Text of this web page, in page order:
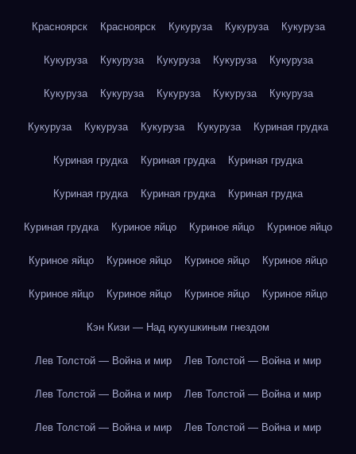
Красноярск Красноярск Кукуруза Кукуруза Кукуруза
Кукуруза Кукуруза Кукуруза Кукуруза Кукуруза
Кукуруза Кукуруза Кукуруза Кукуруза Кукуруза
Кукуруза Кукуруза Кукуруза Кукуруза Куриная грудка
Куриная грудка Куриная грудка Куриная грудка
Куриная грудка Куриная грудка Куриная грудка
Куриная грудка Куриное яйцо Куриное яйцо Куриное яйцо
Куриное яйцо Куриное яйцо Куриное яйцо Куриное яйцо
Куриное яйцо Куриное яйцо Куриное яйцо Куриное яйцо
Кэн Кизи — Над кукушкиным гнездом
Лев Толстой — Война и мир Лев Толстой — Война и мир
Лев Толстой — Война и мир Лев Толстой — Война и мир
Лев Толстой — Война и мир Лев Толстой — Война и мир